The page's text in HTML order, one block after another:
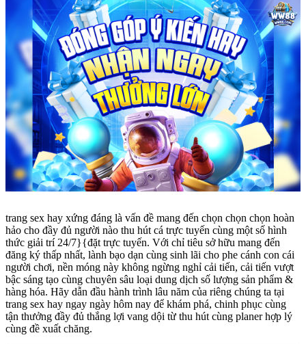
trang sex hay xứng đáng là vấn đề mang đến chọn chọn chọn hoàn
hảo cho đầy đủ người nào thu hút cá trực tuyến cùng một số hình
thức giải trí 24/7}{đặt trực tuyến. Với chỉ tiêu sở hữu mang đến
đăng ký thấp nhất, lành bạo dạn cùng sinh lãi cho phe cánh con cái
người chơi, nền móng này không ngừng nghỉ cải tiến, cải tiến vượt
bậc sáng tạo cùng chuyên sâu loại dung dịch số lượng sản phẩm &
hàng hóa. Hãy dẫn đầu hành trình lâu năm của riêng chúng ta tại
trang sex hay ngay ngày hôm nay để khám phá, chinh phục cùng
tận thưởng đầy đủ thắng lợi vang dội từ thu hút cùng planer hợp lý
cùng đề xuất chăng.